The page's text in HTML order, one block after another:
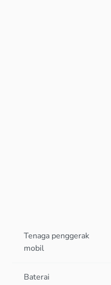
Tenaga penggerak
mobil
Baterai